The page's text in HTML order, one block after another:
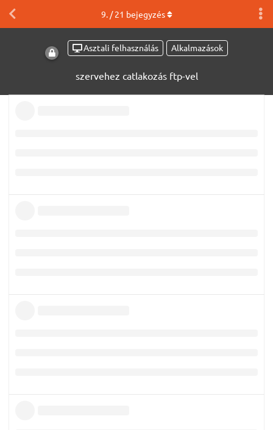
Asztali felhasználás Alkalmazások
szervehez catlakozás ftp-vel
9. /21 bejegyzés